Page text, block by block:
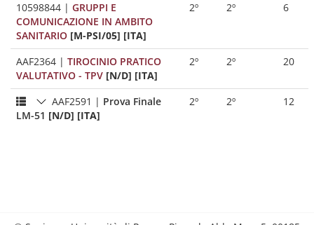
10598844 | GRUPPI E
COMUNICAZIONE IN AMBITO
SANITARIO [M-PSI/05] [ITA]
2º 2º 6
AAF2364 | TIROCINIO PRATICO
VALUTATIVO - TPV [N/D] [ITA]
2º 2º 20
AAF2591 | Prova Finale
LM-51 [N/D] [ITA]
2º 2º 12